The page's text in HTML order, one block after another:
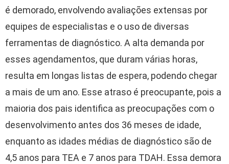
é demorado, envolvendo avaliações extensas por
equipes de especialistas e o uso de diversas
ferramentas de diagnóstico. A alta demanda por
esses agendamentos, que duram várias horas,
resulta em longas listas de espera, podendo chegar
a mais de um ano. Esse atraso é preocupante, pois a
maioria dos pais identifica as preocupações com o
desenvolvimento antes dos 36 meses de idade,
enquanto as idades médias de diagnóstico são de
4,5 anos para TEA e 7 anos para TDAH. Essa demora